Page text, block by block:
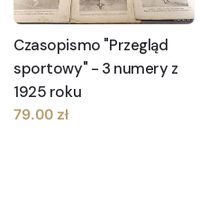
Czasopismo "Przegląd
sportowy" - 3 numery z
1925 roku
79.00 zł